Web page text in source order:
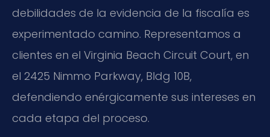
debilidades de la evidencia de la fiscalía es
experimentado camino. Representamos a
clientes en el Virginia Beach Circuit Court, en
el 2425 Nimmo Parkway, Bldg 10B,
defendiendo enérgicamente sus intereses en
cada etapa del proceso.